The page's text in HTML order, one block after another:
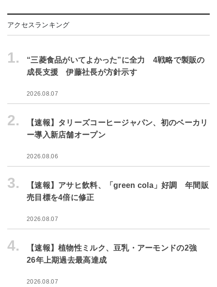
アクセスランキング
1.
“三菱食品がいてよかった”に全力 4戦略で製販の
成長支援 伊藤社長が方針示す
2026.08.07
2.
【速報】タリーズコーヒージャパン、初のベーカリ
ー導入新店舗オープン
2026.08.06
3.
【速報】アサヒ飲料、「green cola」好調 年間販
売目標を4倍に修正
2026.08.07
4.
【速報】植物性ミルク、豆乳・アーモンドの2強
26年上期過去最高達成
2026.08.07